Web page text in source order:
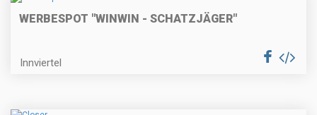
WERBESPOT "WINWIN - SCHATZJÄGER"
Innviertel